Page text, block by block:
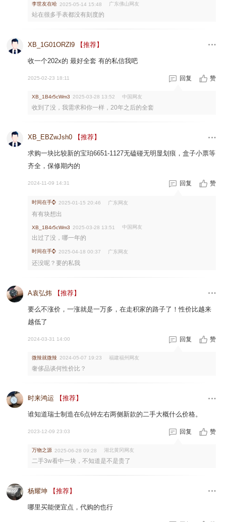
李世友在哈 2025-05-14 15:48 广东佛山网友
站在很多手表都没有刻度的
XB_1G01ORZl9 【推荐】
收一个202x的 最好全套 有的私信我吧
2025-02-23 18:11 回复 赞
XB_1B4r5cWm3 2025-03-28 13:52 中国网友
收到了没，我需求和你一样，20年之后的全套
XB_EBZwJsh0 【推荐】
求购一块比较新的宝珀6651-1127无磕碰无明显划痕，盒子小票等
齐全，保修期内的
2024-11-09 14:31 回复 赞
时间在手⌚ 2025-01-15 20:46 广东网友
有有块想出
XB_1B4r5cWm3 2025-03-28 13:51 中国网友
出过了没，哪一年的
时间在手⌚ 2025-04-18 00:37 广东网友
还没呢？要的私我
A袁弘炜 【推荐】
要么不涨价，一涨就是一万多，在走积家的路子了！性价比越来
越低了
2024-03-31 14:00 回复 赞
微辣就微辣 2024-05-07 19:23 福建福州网友
奢侈品谈何性价比？
时来鸿运 【推荐】
谁知道瑞士制造在6点钟左右两侧新款的二手大概什么价格。
2023-12-09 23:03 回复 赞
万物之源 2025-06-28 09:28 湖北黄冈网友
二手3w看中一块，不知道是不是贵了
杨耀坤 【推荐】
哪里买能便宜点，代购的也行